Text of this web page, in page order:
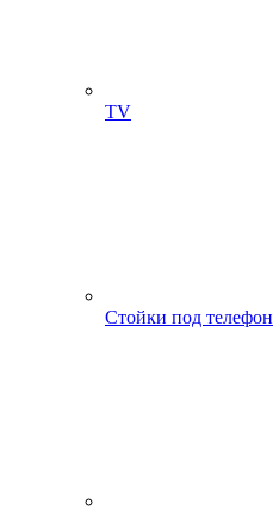
ТV
Стойки под телефон